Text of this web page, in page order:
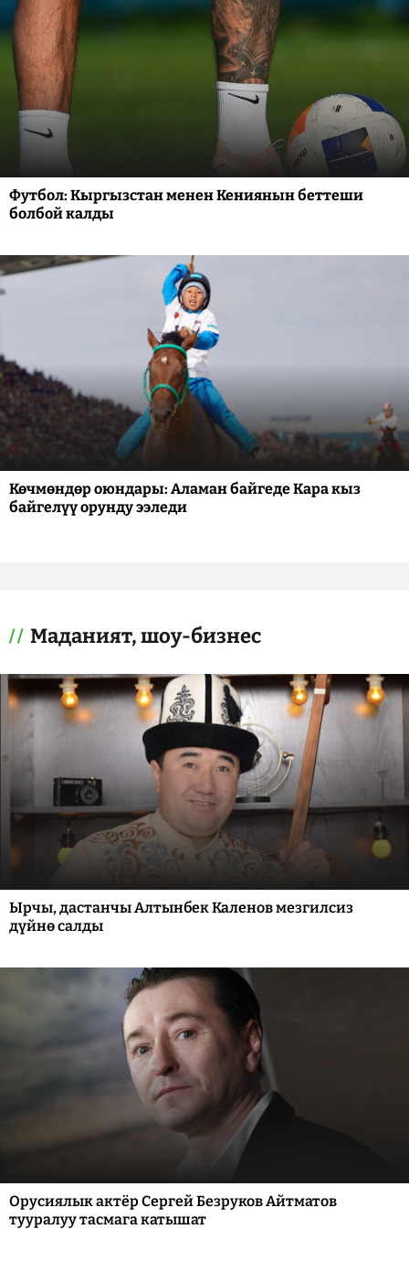
Футбол: Кыргызстан менен Кениянын беттеши
болбой калды
Көчмөндөр оюндары: Аламан байгеде Кара кыз
байгелүү орунду ээледи
Маданият, шоу-бизнес
Ырчы, дастанчы Алтынбек Каленов мезгилсиз
дүйнө салды
Орусиялык актёр Сергей Безруков Айтматов
тууралуу тасмага катышат